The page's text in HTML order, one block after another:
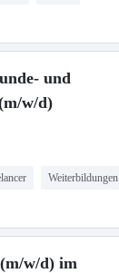
und
w/d)
Weiterbildungen
w/d) im